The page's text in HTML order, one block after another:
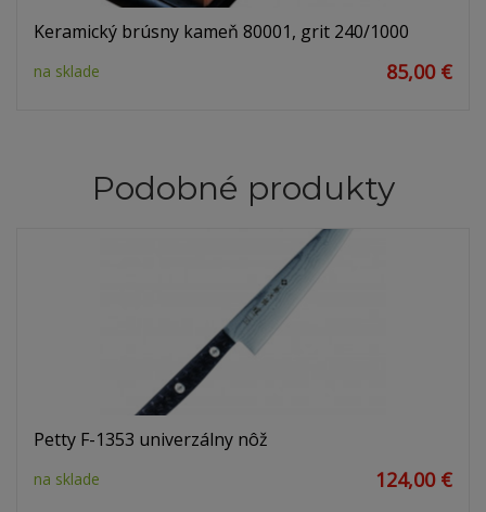
Keramický brúsny kameň 80001, grit 240/1000
na sklade 85,00 €
Podobné produkty
Petty F-1353 univerzálny nôž
na sklade 124,00 €